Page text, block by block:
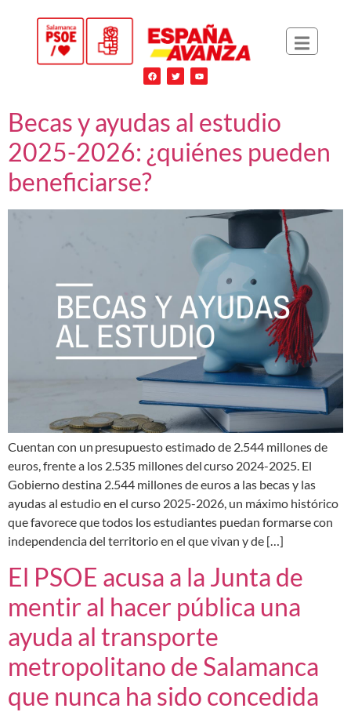
Becas y ayudas al estudio
2025-2026: ¿quiénes pueden
beneficiarse?
Cuentan con un presupuesto estimado de 2.544 millones de
euros, frente a los 2.535 millones del curso 2024-2025. El
Gobierno destina 2.544 millones de euros a las becas y las
ayudas al estudio en el curso 2025-2026, un máximo histórico
que favorece que todos los estudiantes puedan formarse con
independencia del territorio en el que vivan y de […]
El PSOE acusa a la Junta de
mentir al hacer pública una
ayuda al transporte
metropolitano de Salamanca
que nunca ha sido concedida